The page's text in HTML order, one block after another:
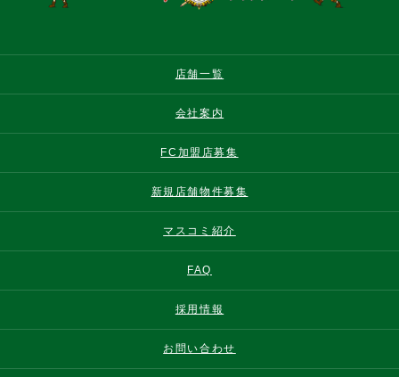
店舗一覧
会社案内
FC加盟店募集
新規店舗物件募集
マスコミ紹介
FAQ
採用情報
お問い合わせ